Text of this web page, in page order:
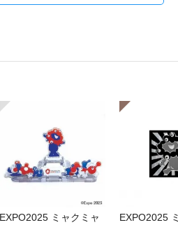
EXPO2025 ミャクミャ
EXPO2025